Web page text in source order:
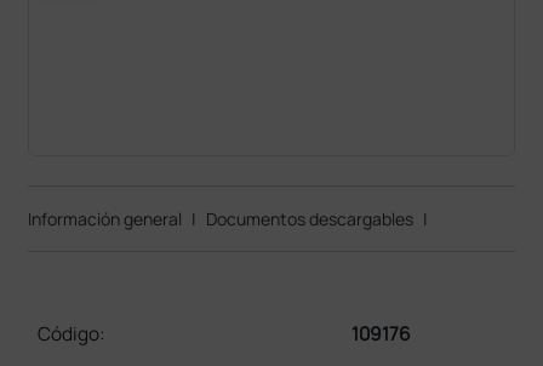
Información general | Documentos descargables |
Código:
109176